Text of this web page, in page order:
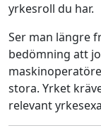
yrkesroll du har.
Ser man längre
bedömning att
stora. Yrket
relevant